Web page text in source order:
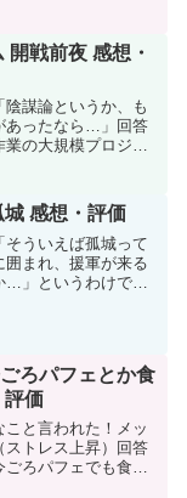
ジ・リーディン
本を読むという...
開戦前夜 感想・
謀論というか、も
あったなら…」回答
業の大規模プロジェ
ム 開戦前夜」で
...
城 感想・評価
そういえば孤城って
まれ、援軍が来る
」というわけで、
ろパフェとか食
評価
と言われた！メッ
ストレス上昇）回答
ごろパフェでも食べ